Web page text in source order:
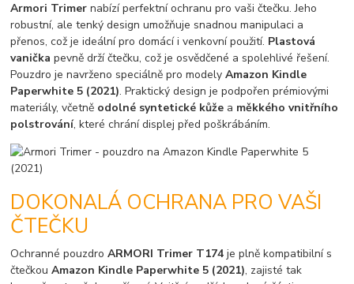
Armori Trimer nabízí perfektní ochranu pro vaši čtečku. Jeho
robustní, ale tenký design umožňuje snadnou manipulaci a
přenos, což je ideální pro domácí i venkovní použití. Plastová
vanička pevně drží čtečku, což je osvědčené a spolehlivé řešení.
Pouzdro je navrženo speciálně pro modely Amazon Kindle
Paperwhite 5 (2021). Praktický design je podpořen prémiovými
materiály, včetně odolné syntetické kůže a měkkého vnitřního
polstrování, které chrání displej před poškrábáním.
DOKONALÁ OCHRANA PRO VAŠI
ČTEČKU
Ochranné pouzdroARMORI Trimer T174je plně kompatibilní s
čtečkouAmazon Kindle Paperwhite 5 (2021), zajisté tak